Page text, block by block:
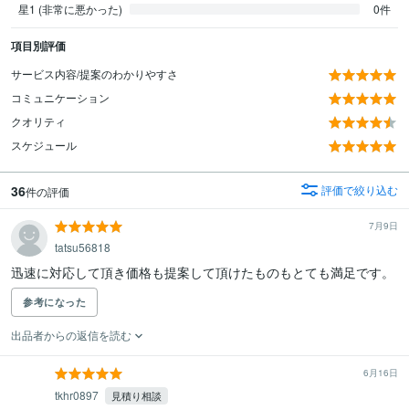
星1 (非常に悪かった)
0件
項目別評価
サービス内容/提案のわかりやすさ
コミュニケーション
クオリティ
スケジュール
36件の評価 評価で絞り込む
7月9日
tatsu56818
迅速に対応して頂き価格も提案して頂けたものもとても満足です。
参考になった
出品者からの返信を読む
6月16日
tkhr0897 見積り相談